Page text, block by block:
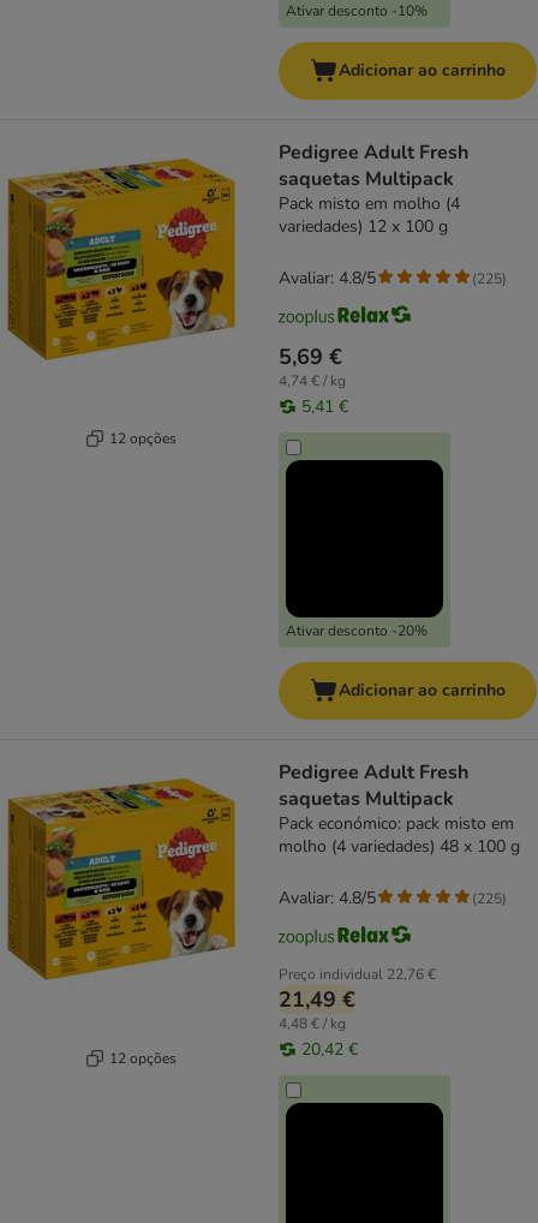
Ativar desconto -10%
Adicionar ao carrinho
12 opções
Pedigree Adult Fresh
saquetas Multipack
Pack misto em molho (4
variedades) 12 x 100 g
5,69 €
4,74 € / kg
5,41 €
Ativar desconto -20%
Avaliar: 4.8/5 (225)
Adicionar ao carrinho
12 opções
Pedigree Adult Fresh
saquetas Multipack
Pack económico: pack misto em
molho (4 variedades) 48 x 100 g
Preço individual 22,76 €
21,49 €
4,48 € / kg
20,42 €
Avaliar: 4.8/5 (225)